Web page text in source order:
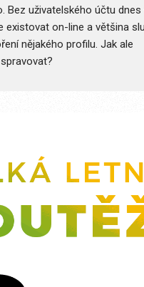
Bez uživatelského účtu dnes
existovat on-line a většina
nějakého profilu. Jak ale